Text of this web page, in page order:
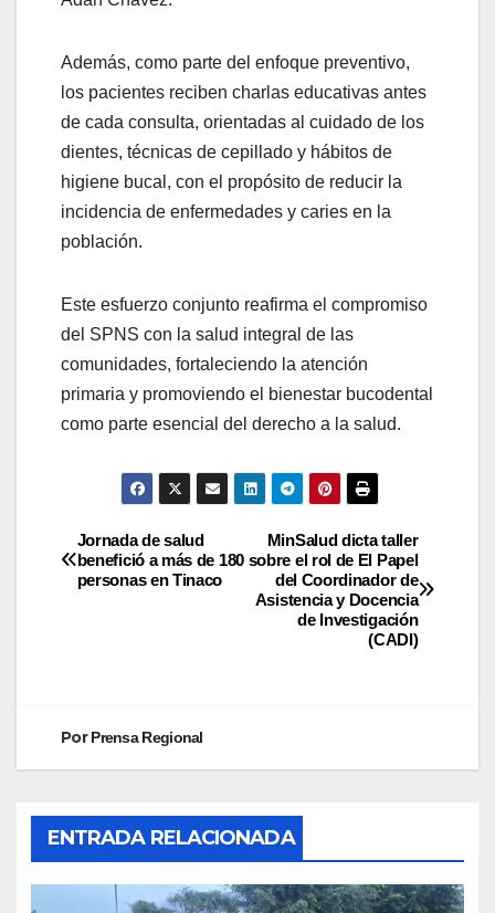
Además, como parte del enfoque preventivo,
los pacientes reciben charlas educativas antes
de cada consulta, orientadas al cuidado de los
dientes, técnicas de cepillado y hábitos de
higiene bucal, con el propósito de reducir la
incidencia de enfermedades y caries en la
población.
Este esfuerzo conjunto reafirma el compromiso
del SPNS con la salud integral de las
comunidades, fortaleciendo la atención
primaria y promoviendo el bienestar bucodental
como parte esencial del derecho a la salud.
MinSalud dicta taller
sobre el rol de El Papel
del Coordinador de
Asistencia y Docencia
de Investigación
(CADI)
Jornada de salud
benefició a más de 180
personas en Tinaco
PorPrensa Regional
ENTRADA RELACIONADA